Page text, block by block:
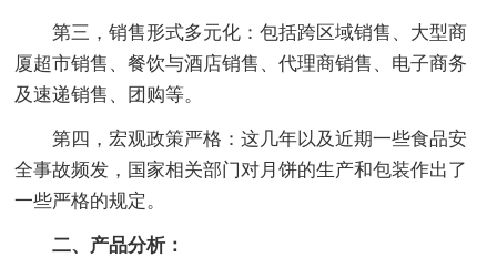
第三，销售形式多元化：包括跨区域销售、大型商
厦超市销售、餐饮与酒店销售、代理商销售、电子商务
及速递销售、团购等。
第四，宏观政策严格：这几年以及近期一些食品安
全事故频发，国家相关部门对月饼的生产和包装作出了
一些严格的规定。
二、产品分析：